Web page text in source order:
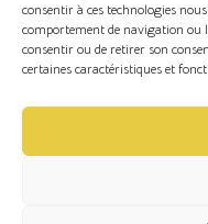
consentir à ces technologies
comportement de navigation ou
consentir ou de retirer son
certaines caractéristiques et
Copyright ©2026 |